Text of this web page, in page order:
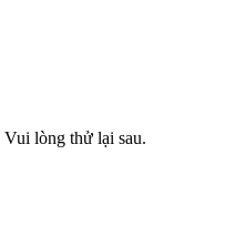
lòng thử lại sau.